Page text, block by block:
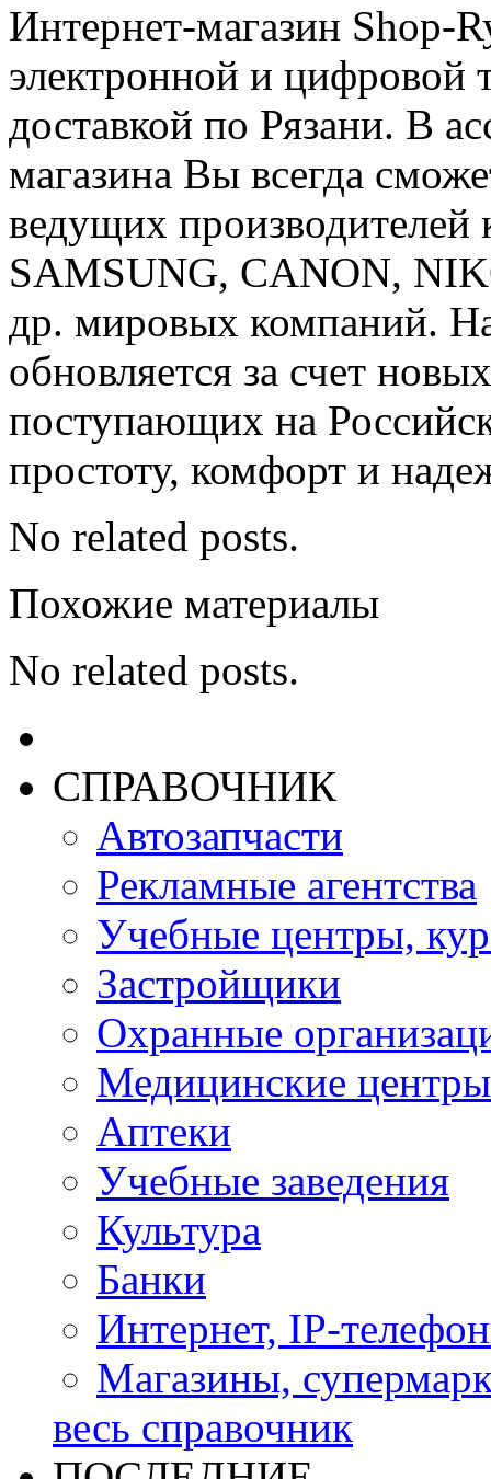
Интернет-магазин Shop-
электронной и цифровой
доставкой по Рязани. В
магазина Вы всегда
ведущих
SAMSUNG, CANON,
др. мировых компаний.
обновляется за счет
поступающих на
простоту, комфорт и
No related posts.
Похожие материалы
No related posts.
СПРАВОЧНИК
Автозапчасти
Рекламные агентства
Учебные центры,
Застройщики
Охранные
Медицинские центры
Аптеки
Учебные заведения
Культура
Банки
Интернет, IP-
Магазины,
весь справочник